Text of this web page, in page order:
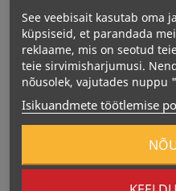
See veebisait kasutab oma
küpsiseid, et parandada
reklaame, mis on seotud
teie sirvimisharjumusi.
nõusolek, vajutades nuppu
Isikuandmete töötlemise